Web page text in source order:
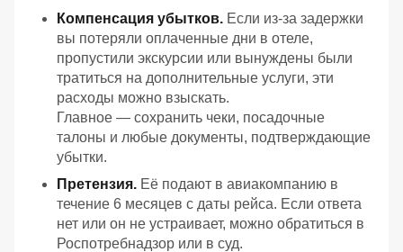
Компенсация убытков. Если из‑за задержки
вы потеряли оплаченные дни в отеле,
пропустили экскурсии или вынуждены были
тратиться на дополнительные услуги, эти
расходы можно взыскать.
Главное — сохранить чеки, посадочные
талоны и любые документы, подтверждающие
убытки.
Претензия. Её подают в авиакомпанию в
течение 6 месяцев с даты рейса. Если ответа
нет или он не устраивает, можно обратиться в
Роспотребнадзор или в суд.